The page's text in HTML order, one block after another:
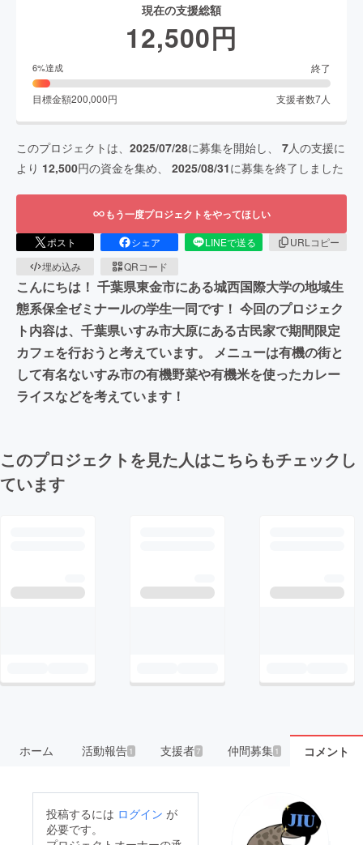
現在の支援総額
12,500円
6%達成 終了
目標金額200,000円 支援者数7人
このプロジェクトは、 2025/07/28に募集を開始し、 7人の支援に
より 12,500円の資金を集め、 2025/08/31に募集を終了しました
もう一度プロジェクトをやってほしい
ポスト シェア LINEで送る
URLコピー
埋め込み
QRコード
こんにちは！ 千葉県東金市にある城西国際大学の地域生
態系保全ゼミナールの学生一同です！ 今回のプロジェク
ト内容は、千葉県いすみ市大原にある古民家で期間限定
カフェを行おうと考えています。 メニューは有機の街と
して有名ないすみ市の有機野菜や有機米を使ったカレー
ライスなどを考えています！
このプロジェクトを見た人はこちらもチェックし
ています
ホーム 活動報告1 支援者7 仲間募集 1 コメント
投稿するには ログイン が
必要です。